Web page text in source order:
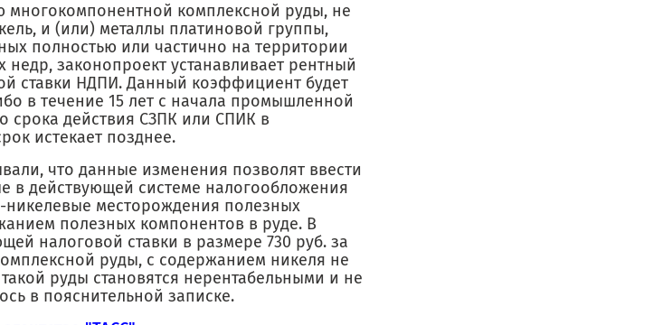
многокомпонентной комплексной руды, не
и (или) металлы платиновой группы,
полностью или частично на территории
недр, законопроект устанавливает рентный
ставки НДПИ. Данный коэффициент будет
в течение 15 лет с начала промышленной
срока действия СЗПК или СПИК в
истекает позднее.
что данные изменения позволят ввести
в действующей системе налогообложения
месторождения полезных
полезных компонентов в руде. В
налоговой ставки в размере 730 руб. за
руды, с содержанием никеля не
руды становятся нерентабельными и не
в пояснительной записке.